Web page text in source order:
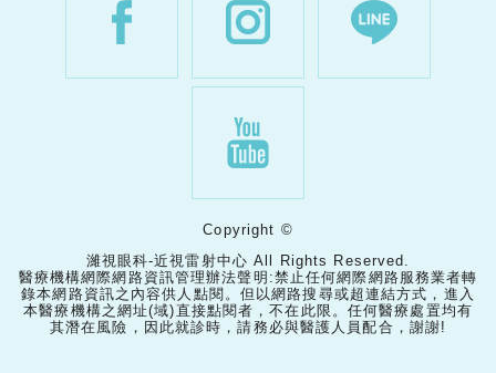
Copyright ©
濰視眼科-近視雷射中心 All Rights Reserved.
醫療機構網際網路資訊管理辦法聲明:禁止任何網際網路服務業者轉
錄本網路資訊之內容供人點閱。但以網路搜尋或超連結方式，進入
本醫療機構之網址(域)直接點閱者，不在此限。任何醫療處置均有
其潛在風險，因此就診時，請務必與醫護人員配合，謝謝!